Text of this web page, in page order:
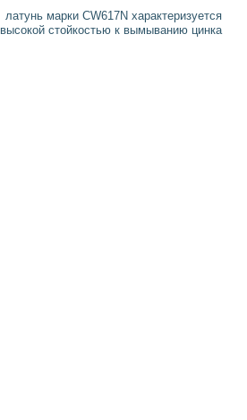
латунь марки CW617N характеризуется
высокой стойкостью к вымыванию цинка